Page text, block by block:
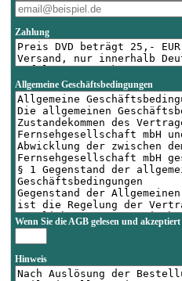
Zahlung
Allgemeine Geschäftsbedingungen
Wenn Sie die AGB gelesen und
Hinweis